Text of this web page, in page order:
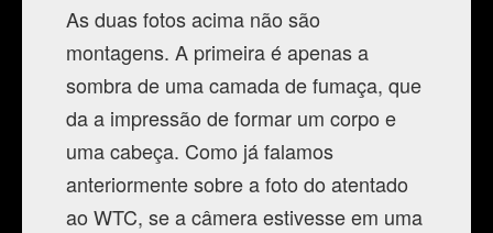
As duas fotos acima não são
montagens. A primeira é apenas a
sombra de uma camada de fumaça, que
da a impressão de formar um corpo e
uma cabeça. Como já falamos
anteriormente sobre a foto do atentado
ao WTC, se a câmera estivesse em uma